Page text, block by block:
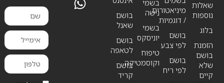
שאלות
נוספות
בלוג
הזמנת
בושם
שלא
קיים
בשמי
נישה
בשמי
יוניסקס
טיפוח
וקוסמטיקה
מיניאטורים
/ דוגמיות
בושם
לפי צבע
בושם
לפי ריח
בושם
שאנל
בושם
לטאפה
בושם
קריד